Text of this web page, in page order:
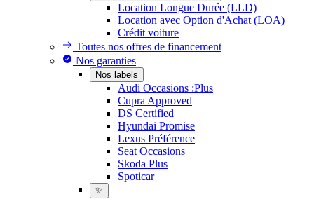
Location Longue Durée (LLD)
Location avec Option d'Achat (LOA)
Crédit voiture
Toutes nos offres de financement
Nos garanties
Nos labels
Audi Occasions :Plus
Cupra Approved
DS Certified
Hyundai Promise
Lexus Préférence
Seat Occasions
Skoda Plus
Spoticar
✨